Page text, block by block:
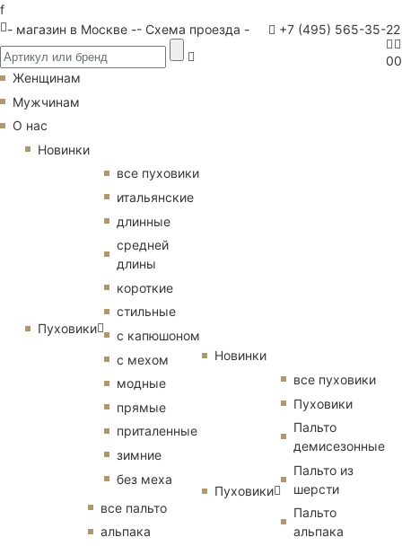
f
- магазин в Москве -- Схема проезда - +7 (495) 565-35-22
00
Женщинам
Мужчинам
О нас
Новинки
Пуховики
все пуховики
итальянские
длинные
средней
длины
короткие
стильные
с капюшоном
с мехом
модные
прямые
приталенные
зимние
без меха
все пальто
альпака
Новинки
Пуховики
все пуховики
Пуховики
Пальто
демисезонные
Пальто из
шерсти
Пальто
альпака